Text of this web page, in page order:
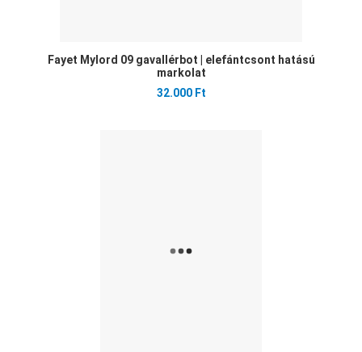
Fayet Mylord 09 gavallérbot | elefántcsont hatású
markolat
32.000 Ft